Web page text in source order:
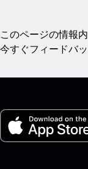
このページの情報
今すぐフィードバ